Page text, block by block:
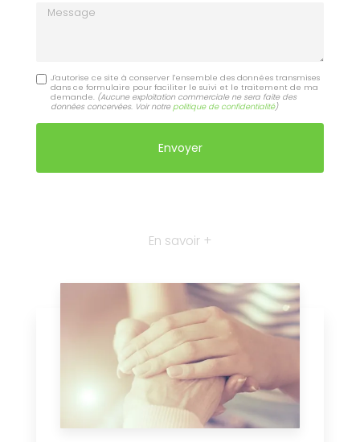
Message
J'autorise ce site à conserver l'ensemble des données transmises
dans ce formulaire pour faciliter le suivi et le traitement de ma
demande. (Aucune exploitation commerciale ne sera faite des
données concervées. Voir notre politique de confidentialité)
En savoir +